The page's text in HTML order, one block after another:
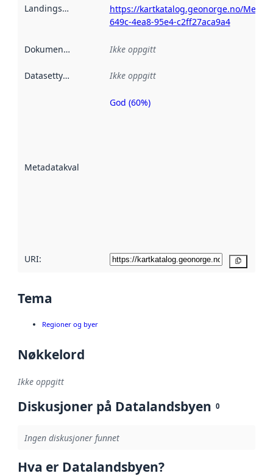
Landingsside
https://kartkatalog.geonorge.no/
649c-4ea8-95e4-c2ff27aca9a4
Dokumentasjon Ikke oppgitt
Datasettype Ikke oppgitt
Metadatakvalitet
Metadatakvalitet
God (60%)
URI:
Tema
Regioner og byer
Nøkkelord
Ikke oppgitt
Diskusjoner på Datalandsbyen 0
Ingen diskusjoner funnet
Hva er Datalandsbyen?